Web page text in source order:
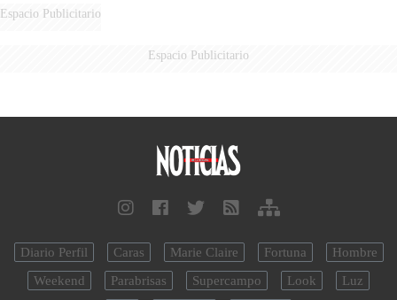
Espacio Publicitario
Espacio Publicitario
Diario Perfil Caras Marie Claire Fortuna
Hombre
Weekend
Parabrisas Supercampo Look
Luz